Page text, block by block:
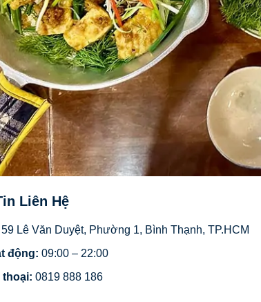
Liên Hệ
59 Lê Văn Duyệt, Phường 1, Bình Thạnh, TP.HCM
động: 09:00 – 22:00
thoại: 0819 888 186